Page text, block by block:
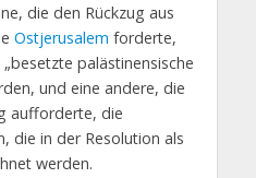
die den Rückzug aus
Ostjerusalem forderte,
palästinensische
und eine andere, die
aufforderte, die
die in der Resolution als
werden.